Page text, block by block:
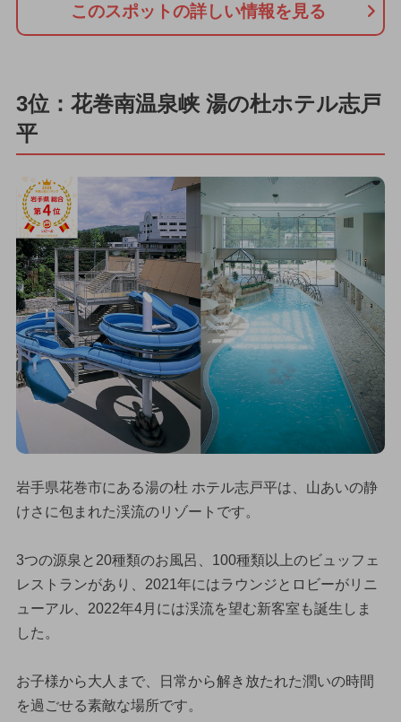
このスポットの詳しい情報を見る
3位：花巻南温泉峡 湯の杜ホテル志戸
平
岩手県花巻市にある湯の杜 ホテル志戸平は、山あいの静
けさに包まれた渓流のリゾートです。
3つの源泉と20種類のお風呂、100種類以上のビュッフェ
レストランがあり、2021年にはラウンジとロビーがリニ
ューアル、2022年4月には渓流を望む新客室も誕生しま
した。
お子様から大人まで、日常から解き放たれた潤いの時間
を過ごせる素敵な場所です。